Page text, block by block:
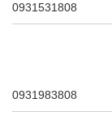
0931531808
0931983808